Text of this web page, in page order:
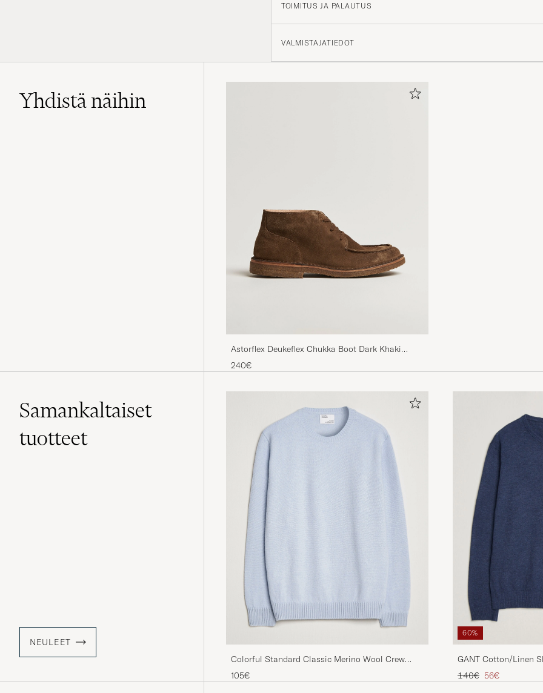
TOIMITUS JA PALAUTUS
VALMISTAJATIEDOT
Yhdistä näihin
Astorflex Deukeflex Chukka Boot Dark Khaki
Suede
240€
Samankaltaiset
tuotteet
NEULEET
Colorful Standard Classic Merino Wool Crew
Neck Polar Blue
105€
60%
GANT Cotton/Linen
Indigo Melange
Tavallinen hinta
140€ Alennettu hinta
56€